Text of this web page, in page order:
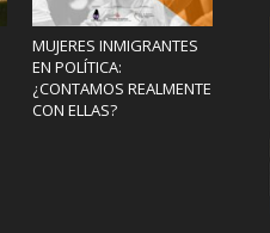
MUJERES INMIGRANTES
EN POLÍTICA:
¿CONTAMOS REALMENTE
CON ELLAS?